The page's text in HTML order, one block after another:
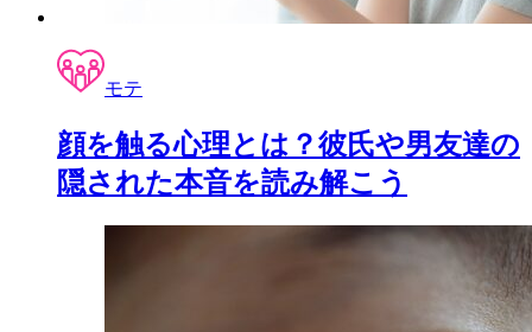
モテ
顔を触る心理とは？彼氏や男友達の
隠された本音を読み解こう